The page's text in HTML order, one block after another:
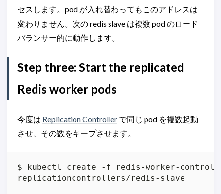
セスします。pod が入れ替わってもこのアドレスは
変わりません。次の redis slave は複数 pod のロード
バランサー的に動作します。
Step three: Start the replicated
Redis worker pods
今度は Replication Controller で同じ pod を複数起動
させ、その数をキープさせます。
$ kubectl create -f redis-worker-
replicationcontrollers/redis-slave